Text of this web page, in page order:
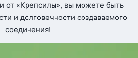
от «Крепсилы», вы можете быть
и долговечности создаваемого
соединения!